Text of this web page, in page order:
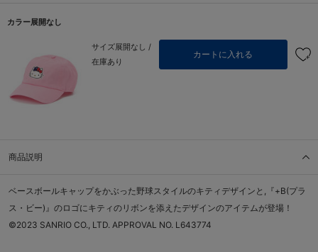
カラー展開なし
サイズ展開なし /
在庫あり
カートに入れる
商品説明
ベースボールキャップをかぶった野球スタイルのキティデザインと,『+B(プラ
ス・ビー)』のロゴにキティのリボンを添えたデザインのアイテムが登場！
©2023 SANRIO CO., LTD. APPROVAL NO. L643774